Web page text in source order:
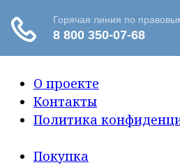
О проекте
Контакты
Политика
Покупка